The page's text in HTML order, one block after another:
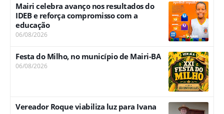
Mairi celebra avanço nos resultados do
IDEB e reforça compromisso com a
educação
06/08/2026
Festa do Milho, no município de Mairi-BA
06/08/2026
Vereador Roque viabiliza luz para Ivana